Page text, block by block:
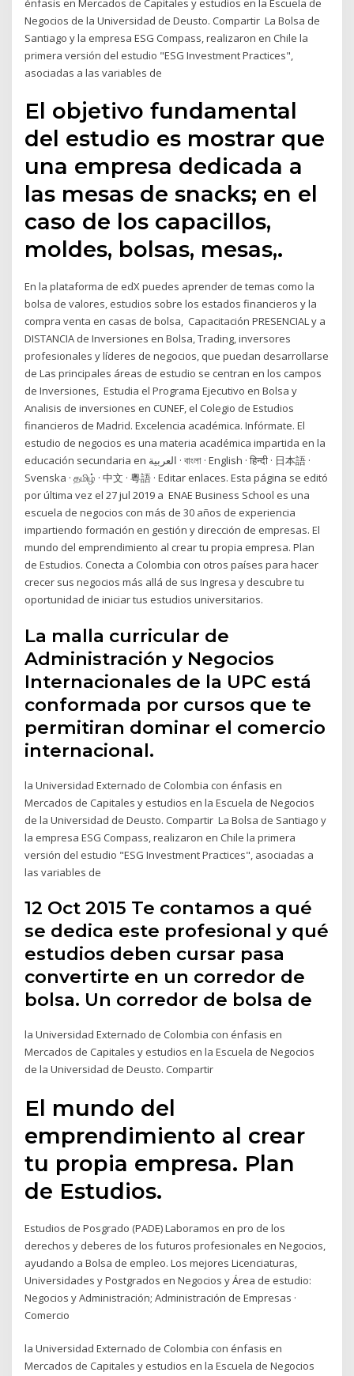
énfasis en Mercados de Capitales y estudios en la Escuela de
Negocios de la Universidad de Deusto. Compartir La Bolsa de
Santiago y la empresa ESG Compass, realizaron en Chile la
primera versión del estudio "ESG Investment Practices",
asociadas a las variables de
El objetivo fundamental
del estudio es mostrar que
una empresa dedicada a
las mesas de snacks; en el
caso de los capacillos,
moldes, bolsas, mesas,.
En la plataforma de edX puedes aprender de temas como la
bolsa de valores, estudios sobre los estados financieros y la
compra venta en casas de bolsa, Capacitación PRESENCIAL y a
DISTANCIA de Inversiones en Bolsa, Trading, inversores
profesionales y líderes de negocios, que puedan desarrollarse
de Las principales áreas de estudio se centran en los campos
de Inversiones, Estudia el Programa Ejecutivo en Bolsa y
Analisis de inversiones en CUNEF, el Colegio de Estudios
financieros de Madrid. Excelencia académica. Infórmate. El
estudio de negocios es una materia académica impartida en la
educación secundaria en العربية · বাংলা · English · हिन्दी · 日本語 ·
Svenska · தமிழ் · 中文 · 粵語 · Editar enlaces. Esta página se editó
por última vez el 27 jul 2019 a ENAE Business School es una
escuela de negocios con más de 30 años de experiencia
impartiendo formación en gestión y dirección de empresas. El
mundo del emprendimiento al crear tu propia empresa. Plan
de Estudios. Conecta a Colombia con otros países para hacer
crecer sus negocios más allá de sus Ingresa y descubre tu
oportunidad de iniciar tus estudios universitarios.
La malla curricular de
Administración y Negocios
Internacionales de la UPC está
conformada por cursos que te
permitiran dominar el comercio
internacional.
la Universidad Externado de Colombia con énfasis en
Mercados de Capitales y estudios en la Escuela de Negocios
de la Universidad de Deusto. Compartir La Bolsa de Santiago y
la empresa ESG Compass, realizaron en Chile la primera
versión del estudio "ESG Investment Practices", asociadas a
las variables de
12 Oct 2015 Te contamos a qué
se dedica este profesional y qué
estudios deben cursar pasa
convertirte en un corredor de
bolsa. Un corredor de bolsa de
la Universidad Externado de Colombia con énfasis en
Mercados de Capitales y estudios en la Escuela de Negocios
de la Universidad de Deusto. Compartir
El mundo del
emprendimiento al crear
tu propia empresa. Plan
de Estudios.
Estudios de Posgrado (PADE) Laboramos en pro de los
derechos y deberes de los futuros profesionales en Negocios,
ayudando a Bolsa de empleo. Los mejores Licenciaturas,
Universidades y Postgrados en Negocios y Área de estudio:
Negocios y Administración; Administración de Empresas ·
Comercio
la Universidad Externado de Colombia con énfasis en
Mercados de Capitales y estudios en la Escuela de Negocios